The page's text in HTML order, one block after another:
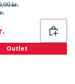
kr.
Outlet